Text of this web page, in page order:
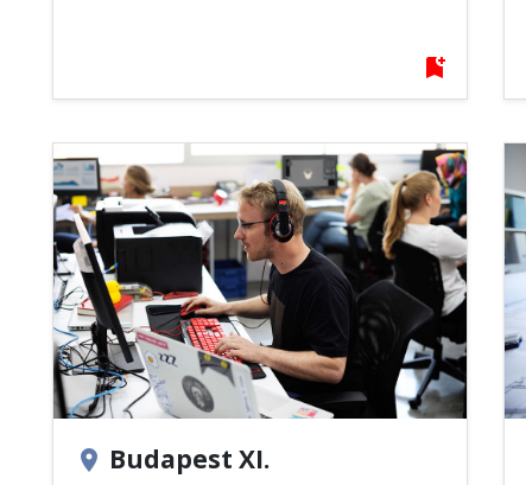
bookmark_add
location_on Budapest XI.